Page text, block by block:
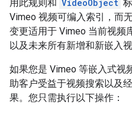
用此规则和 VideoObject
Vimeo 视频可编入索引，而
变更适用于 Vimeo 当前视频
以及未来所有新增和新嵌入
如果您是 Vimeo 等嵌入式视
助客户受益于视频搜索以及
果。您只需执行以下操作：